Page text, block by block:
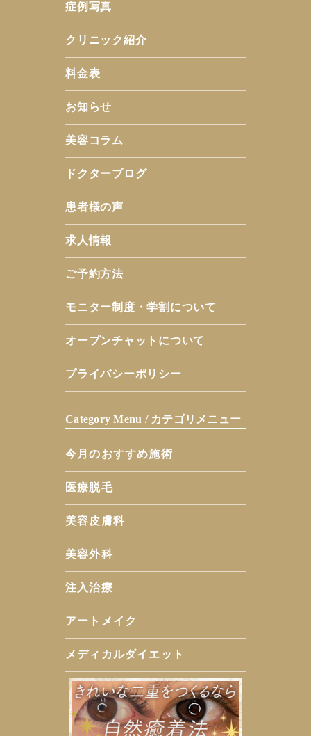
症例写真
クリニック紹介
料金表
お知らせ
美容コラム
ドクターブログ
患者様の声
求人情報
ご予約方法
モニター制度・学割について
オープンチャットについて
プライバシーポリシー
Category Menu / カテゴリメニュー
今月のおすすめ施術
医療脱毛
美容皮膚科
美容外科
注入治療
アートメイク
メディカルダイエット